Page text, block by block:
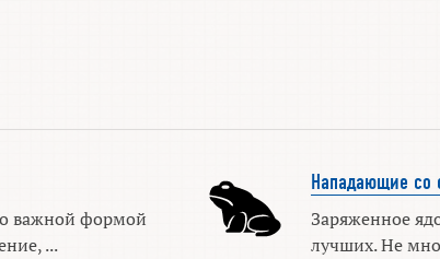
важной формой
...
Нападающие со
Заряженное
лучших. Не